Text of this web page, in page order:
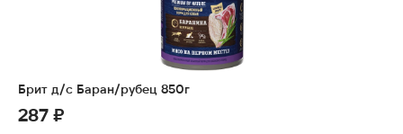
Брит д/с Баран/рубец 850г
287 ₽